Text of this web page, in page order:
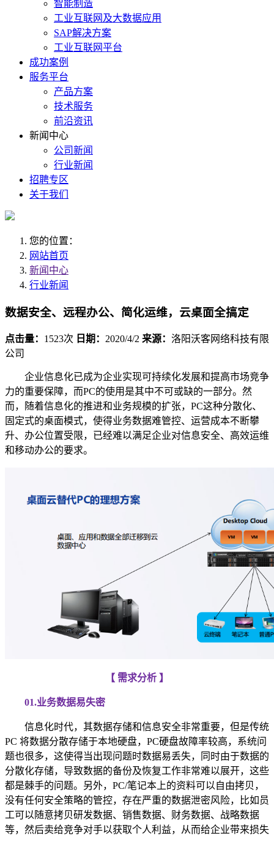
智能制造
工业互联网及大数据应用
SAP解决方案
工业互联网平台
成功案例
服务平台
产品方案
技术服务
前沿资讯
新闻中心
公司新闻
行业新闻
招聘专区
关于我们
您的位置：
网站首页
新闻中心
行业新闻
数据安全、远程办公、简化运维，云桌面全搞定
点击量： 1523次 日期： 2020/4/2 来源： 洛阳沃客网络科技有限
公司
企业信息化已成为企业实现可持续化发展和提高市场竞争
力的重要保障，而PC的使用是其中不可或缺的一部分。然
而，随着信息化的推进和业务规模的扩张，PC这种分散化、
固定式的桌面模式，使得业务数据难管控、运营成本不断攀
升、办公位置受限，已经难以满足企业对信息安全、高效运维
和移动办公的要求。
【 需求分析 】
01.业务数据易失密
信息化时代，其数据存储和信息安全非常重要，但是传统
PC 将数据分散存储于本地硬盘，PC硬盘故障率较高，系统问
题也很多，这使得当出现问题时数据易丢失，同时由于数据的
分散化存储，导致数据的备份及恢复工作非常难以展开，这些
都是棘手的问题。另外，PC/笔记本上的资料可以自由拷贝，
没有任何安全策略的管控，存在严重的数据泄密风险，比如员
工可以随意拷贝研发数据、销售数据、财务数据、战略数据
等，然后卖给竞争对手以获取个人利益，从而给企业带来损失